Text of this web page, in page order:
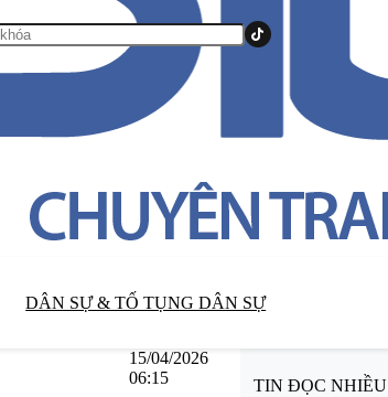
DÂN SỰ & TỐ TỤNG DÂN SỰ
15/04/2026
06:15
TIN ĐỌC NHIỀU